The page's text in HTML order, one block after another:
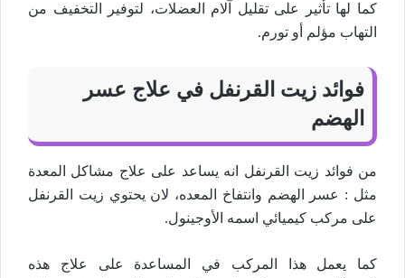
كما لها تأثير على تقليل آلام العضلات، لتوفير التخفيف من
التهاب مؤلم أو تورم.
فوائد زيت القرنفل في علاج عسر
الهضم
من فوائد زيت القرنفل انه يساعد على علاج مشاكل المعدة
مثل : عسر الهضم وانتفاخ المعده، لان يحتوي زيت القرنفل
على مركب كيميائي اسمه الأوجينول.
كما يعمل هذا المركب في المساعدة على علاج هذه